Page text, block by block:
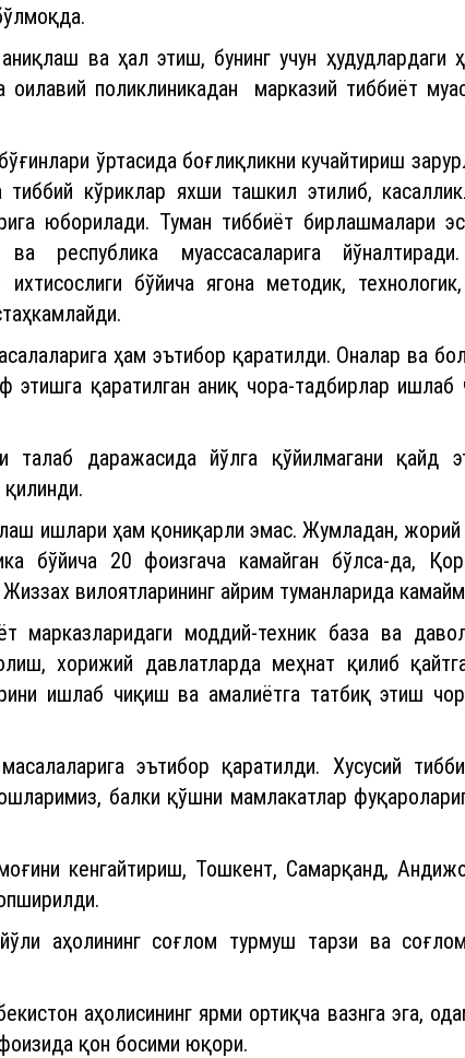
ва ҳал этиш, бунинг учун ҳудудлардаги
поликлиникадан марказий тиббиёт
ўртасида боғлиқликни кучайтириш
кўриклар яхши ташкил этилиб,
юборилади. Туман тиббиёт бирлашмалари
муассасаларига йўналтиради.
бўйича ягона методик,
ҳам эътибор қаратилди. Оналар ва
этишга қаратилган аниқ чора-тадбирлар ишлаб
даражасида йўлга қўйилмагани қайд
ишлари ҳам қониқарли эмас. Жумладан, жорий
бўйича 20 фоизгача камайган бўлса-да,
вилоятларининг айрим туманларида
марказларидаги моддий-техник база ва
хорижий давлатларда меҳнат қилиб
ишлаб чиқиш ва амалиётга татбиқ этиш
эътибор қаратилди. Хусусий
балки қўшни мамлакатлар
кенгайтириш, Тошкент, Самарқанд,
аҳолининг соғлом турмуш тарзи ва
аҳолисининг ярми ортиқча вазнга эга,
қон босими юқори.